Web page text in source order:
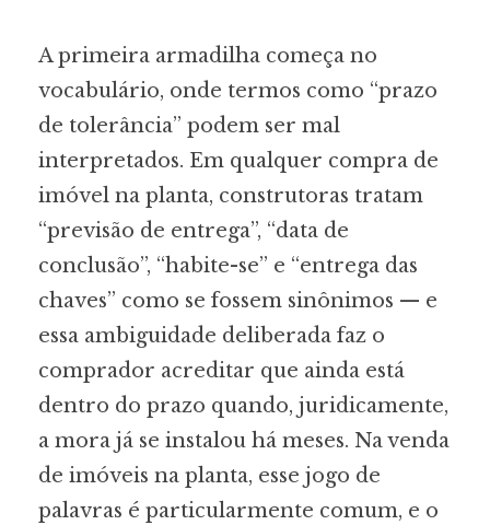
A primeira armadilha começa no
vocabulário, onde termos como “prazo
de tolerância” podem ser mal
interpretados. Em qualquer compra de
imóvel na planta, construtoras tratam
“previsão de entrega”, “data de
conclusão”, “habite-se” e “entrega das
chaves” como se fossem sinônimos — e
essa ambiguidade deliberada faz o
comprador acreditar que ainda está
dentro do prazo quando, juridicamente,
a mora já se instalou há meses. Na venda
de imóveis na planta, esse jogo de
palavras é particularmente comum, e o